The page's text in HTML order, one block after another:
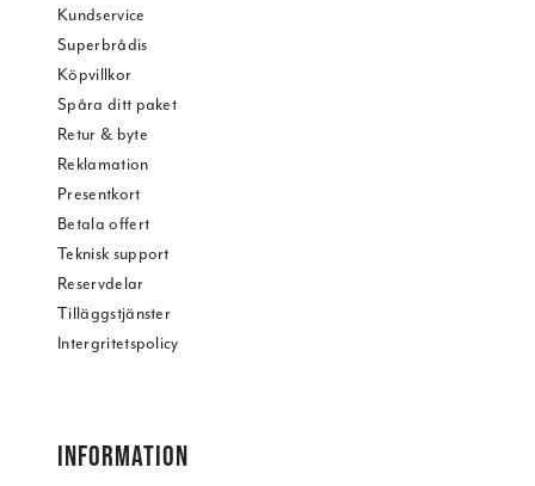
Kundservice
Superbrådis
Köpvillkor
Spåra ditt paket
Retur & byte
Reklamation
Presentkort
Betala offert
Teknisk support
Reservdelar
Tilläggstjänster
Intergritetspolicy
INFORMATION